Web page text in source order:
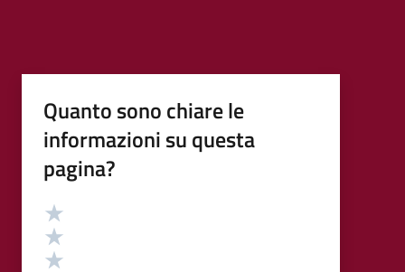
Quanto sono chiare le
informazioni su questa
pagina?
Valutazione